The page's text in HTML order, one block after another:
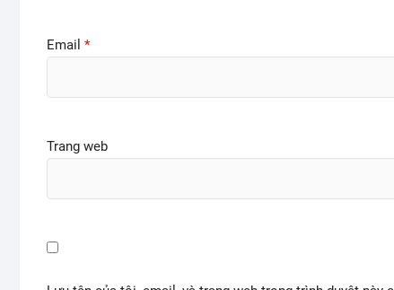
Email *
Trang web